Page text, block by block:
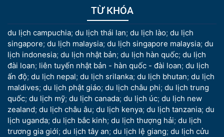
TỪ KHÓA
du lịch campuchia; du lịch thái lan; du lịch lào; du lịch
singapore; du lịch malaysia; du lịch singapore malaysia; du
lịch indonesia; du lịch nhật bản; du lịch hàn quốc; du lịch
đài loan; liên tuyến nhật bản - hàn quốc - đài loan; du lịch
ấn độ; du lịch nepal; du lịch srilanka; du lịch bhutan; du lịch
maldives; du lịch phật giáo; du lịch châu phi; du lịch trung
quốc; du lịch mỹ; du lịch canada; du lịch úc; du lịch new
zealand; du lịch châu âu; du lịch kenya; du lịch tanzania; du
lịch uganda; du lịch bắc kinh; du lịch thượng hải; du lịch
trương gia giới; du lịch tây an; du lịch lệ giang; du lịch cửu